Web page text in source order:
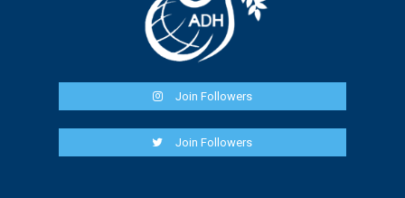
Join Followers
Join Followers